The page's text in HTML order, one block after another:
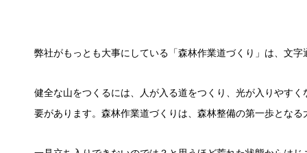
弊社がもっとも大事にしている「森林作業道づくり」は、文
健全な山をつくるには、人が入る道をつくり、 光が入りやすく
要があります。森林作業道づくりは、森林整備の第一歩となる